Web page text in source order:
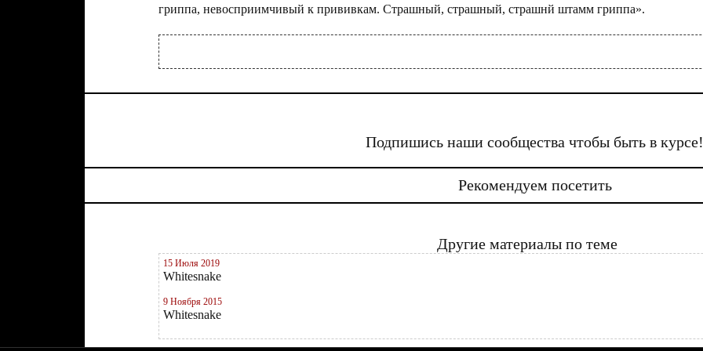
гриппа, невосприимчивый к прививкам. Страшный, страшный, страшнй штамм гриппа».
Подпишись наши сообщества чтобы быть в
Рекомендуем посетить
Другие материалы по теме
15 Июля 2019
Whitesnake
9 Ноября 2015
Whitesnake